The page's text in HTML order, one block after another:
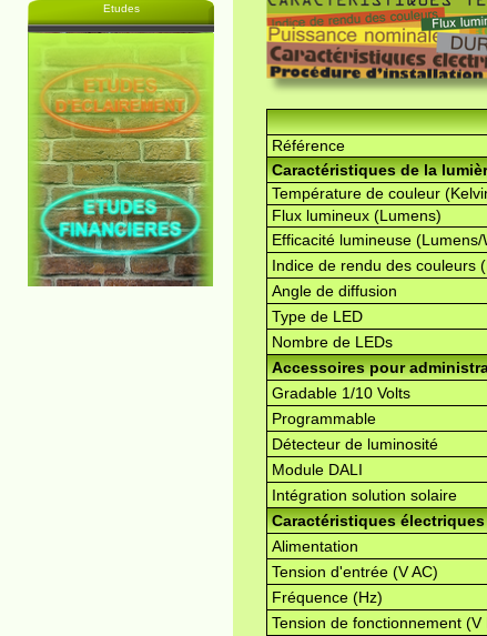
Etudes
Référence
Caractéristiques de la
Température de couleur
Flux lumineux (Lumens)
Efficacité lumineuse (Lumens/
Indice de rendu des couleurs
Angle de diffusion
Type de LED
Nombre de LEDs
Accessoires pour
Gradable 1/10 Volts
Programmable
Détecteur de luminosité
Module DALI
Intégration solution solaire
Caractéristiques électriques
Alimentation
Tension d'entrée (V AC)
Fréquence (Hz)
Tension de fonctionnement (V